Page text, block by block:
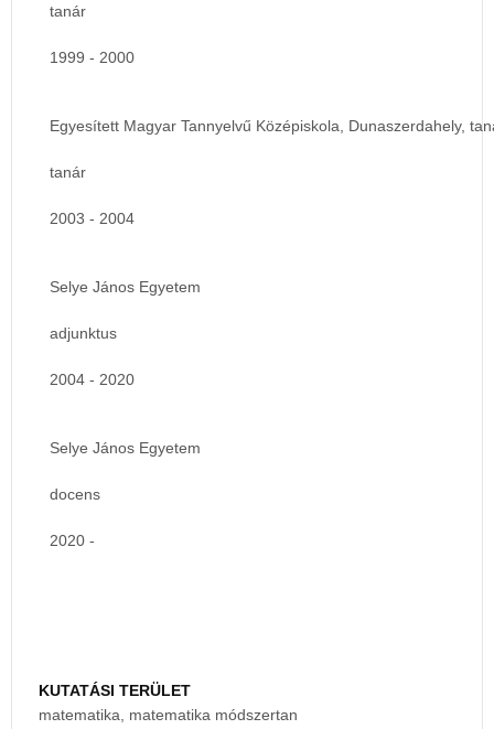
tanár
1999 - 2000
Egyesített Magyar Tannyelvű Középiskola, Dunaszerdahely,
tanár
2003 - 2004
Selye János Egyetem
adjunktus
2004 - 2020
Selye János Egyetem
docens
2020 -
KUTATÁSI TERÜLET
matematika, matematika módszertan